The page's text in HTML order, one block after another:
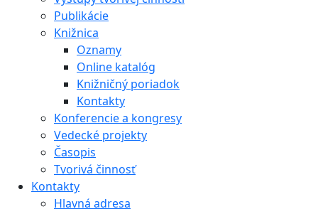
Publikácie
Knižnica
Oznamy
Online katalóg
Knižničný poriadok
Kontakty
Konferencie a kongresy
Vedecké projekty
Časopis
Tvorivá činnosť
Kontakty
Hlavná adresa